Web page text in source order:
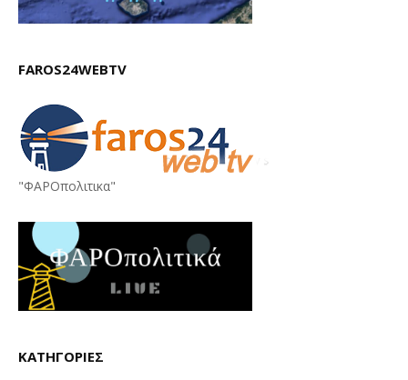
FAROS24WEBTV
"ΦΑΡΟπολιτικα"
ΚΑΤΗΓΟΡΙΕΣ